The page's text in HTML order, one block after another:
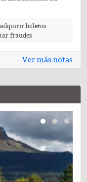
boletos
fraudes
Ver más notas